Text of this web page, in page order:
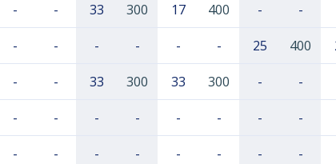
- - 33 300 17 400 - -
- - - - - - 25 400
- - 33 300 33 300 - -
- - - - - - - -
- - - - - - - -